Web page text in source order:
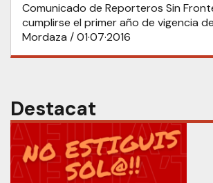
Comunicado de Reporteros Sin
cumplirse el primer año de vigencia
Mordaza / 01·07·2016
Destacat